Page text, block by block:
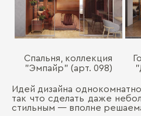
Спальня, коллекция
"Эмпайр" (арт. 098)
Идей дизайна
так что сделать даже
стильным ― вполне